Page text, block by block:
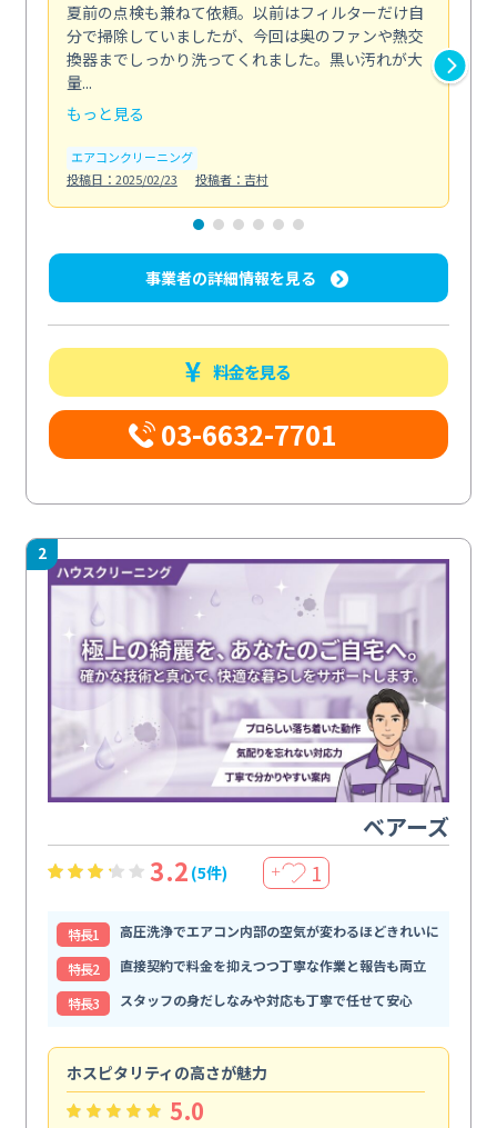
夏前の点検も兼ねて依頼。以前はフィルターだけ自
分で掃除していましたが、今回は奥のファンや熱交
換器までしっかり洗ってくれました。黒い汚れが大
量...
もっと見る
エアコンクリーニング
投稿日：2025/02/23
投稿者：吉村
事業者の詳細情報を見る
料金を見る
03-6632-7701
2
ベアーズ
3.2 (5件) ＋ 1
特⻑1
高圧洗浄でエアコン内部の空気が変わるほどきれいに
特⻑2
直接契約で料金を抑えつつ丁寧な作業と報告も両立
特⻑3
スタッフの身だしなみや対応も丁寧で任せて安心
ホスピタリティの高さが魅力
5.0